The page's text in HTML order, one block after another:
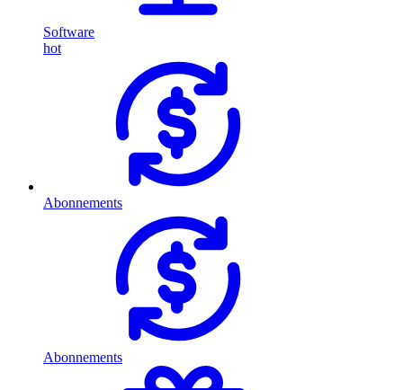
Software
hot
Abonnements
Abonnements